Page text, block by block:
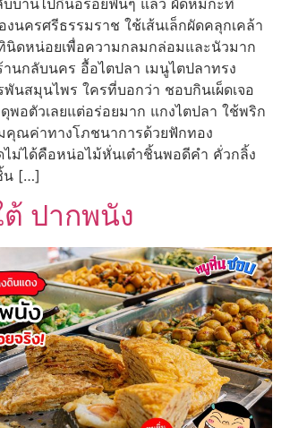
งนครศรีธรรมราช ใช้เส้นเล็กผัดคลุกเคล้า
นิดหน่อยเพื่อความกลมกล่อมและนัวมาก
กลับนคร อื้อไตปลา เมนูไตปลาทรง
พันสมุนไพร ใครที่บอกว่า ชอบกินเผ็ดเจอ
พอตัวเลยแต่อร่อยมาก แกงไตปลา ใช้พริก
คุณค่าทางโภชนาการด้วยฟักทอง
ไม่ได้คือหน่อไม้หั่นเต๋าชิ้นพอดีคำ คั่วกลิ้ง
น […]
ปากพนัง